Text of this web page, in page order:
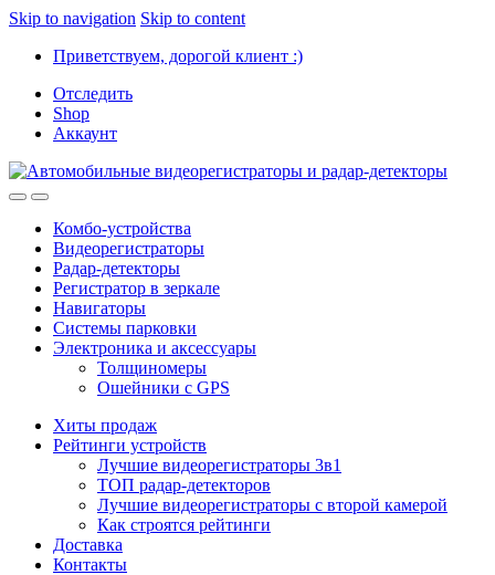
Skip to navigation Skip to content
Приветствуем, дорогой клиент :)
Отследить
Shop
Аккаунт
Комбо-устройства
Видеорегистраторы
Радар-детекторы
Регистратор в зеркале
Навигаторы
Системы парковки
Электроника и аксессуары
Толщиномеры
Ошейники с GPS
Хиты продаж
Рейтинги устройств
Лучшие видеорегистраторы 3в1
ТОП радар-детекторов
Лучшие видеорегистраторы с второй камерой
Как строятся рейтинги
Доставка
Контакты